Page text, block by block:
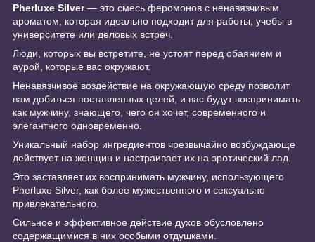
Pherluxe Silver— это смесь феромонов с ненавязчивым
ароматом, которая идеально подходит для работы, учебы в
университете или деловых встреч.
Люди, которых вы встретите, не устоят перед обаянием и
аурой, которые вас окружают.
Ненавязчивое воздействие на окружающую среду позволит
вам добиться поставленных целей, и вас будут воспринимать
как мужчину, знающего, чего он хочет, современного и
элегантного одновременно.
Уникальный набор ингредиентов чрезвычайно возбуждающе
действует на женщин и настраивает их на эротический лад.
Это заставляет их воспринимать мужчину, использующего
Pherluxe Silver, как более мужественного и сексуально
привлекательного.
Сильное и эффективное действие духов обусловлено
содержащимися в них особыми отдушками.